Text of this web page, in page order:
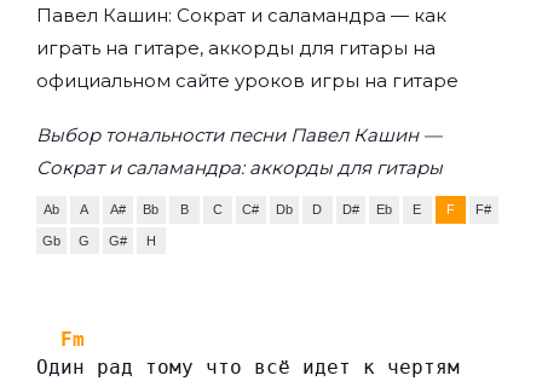
Павел Кашин: Сократ и саламандра — как
играть на гитаре, аккорды для гитары на
официальном сайте уроков игры на гитаре
Выбор тональности песни Павел Кашин —
Сократ и саламандра: аккорды для гитары
Ab A A# Bb B C C# Db D D# Eb E F F#
Gb G G# H
Fm
Один рад тому что всё идет к чертям